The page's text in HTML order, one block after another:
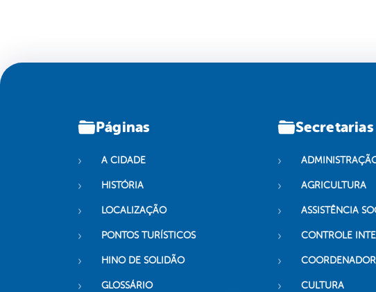
Páginas
A CIDADE
HISTÓRIA
LOCALIZAÇÃO
PONTOS TURÍSTICOS
HINO DE SOLIDÃO
GLOSSÁRIO
AGRICULTURA
ASSISTÊNCIA
CONTROLE
CULTURA